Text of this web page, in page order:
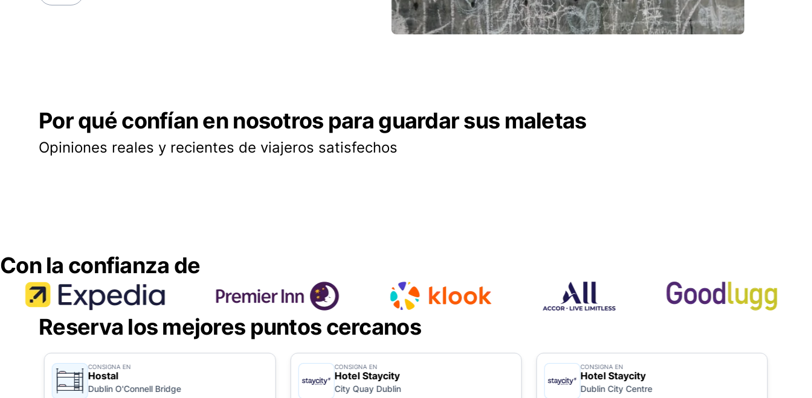
Por qué confían en nosotros para guardar sus maletas
Opiniones reales y recientes de viajeros satisfechos
Con la confianza de
Reserva los mejores puntos cercanos
CONSIGNA EN
Hostal
Dublin O'Connell Bridge
CONSIGNA EN
Hotel Staycity
City Quay Dublin
CONSIGNA EN
Hotel Staycity
Dublin City Centre